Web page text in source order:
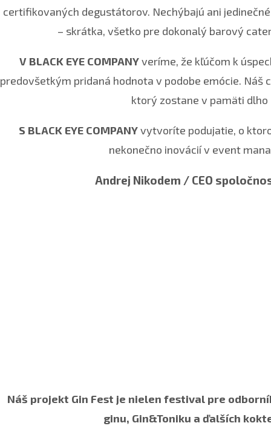
certifikovaných degustátorov. Nechýbajú ani
– skrátka, všetko pre dokonalý barový
V BLACK EYE COMPANYveríme, že kľúčom k
predovšetkým pridaná hodnota v podobe emócie. Náš
ktorý zostane v pamäti dlho
S BLACK EYE COMPANYvytvoríte podujatie, o
nekonečno inovácií v event
Andrej Nikodem / CEO
Náš projekt Gin Fest je nielen festival pre
ginu, Gin&Toniku a ďalších